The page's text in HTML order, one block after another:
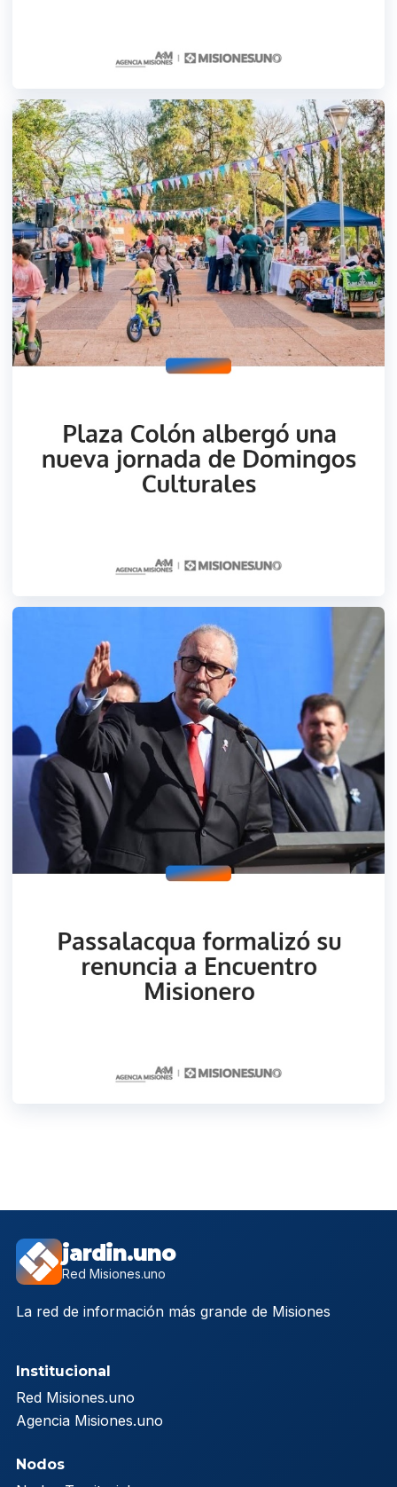
jardin.uno
Red Misiones.uno
La red de información más grande de Misiones
Institucional
Red Misiones.uno
Agencia Misiones.uno
Nodos